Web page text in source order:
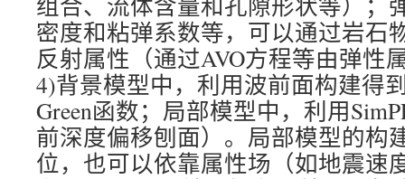
密度和粘弹系数等，可以通过岩石
反射属性（通过AVO方程等由弹性
4)背景模型中，利用波前面构建得
Green函数；局部模型中，利用
前深度偏移刨面）。局部模型的构
位，也可以依靠属性场（如地震速